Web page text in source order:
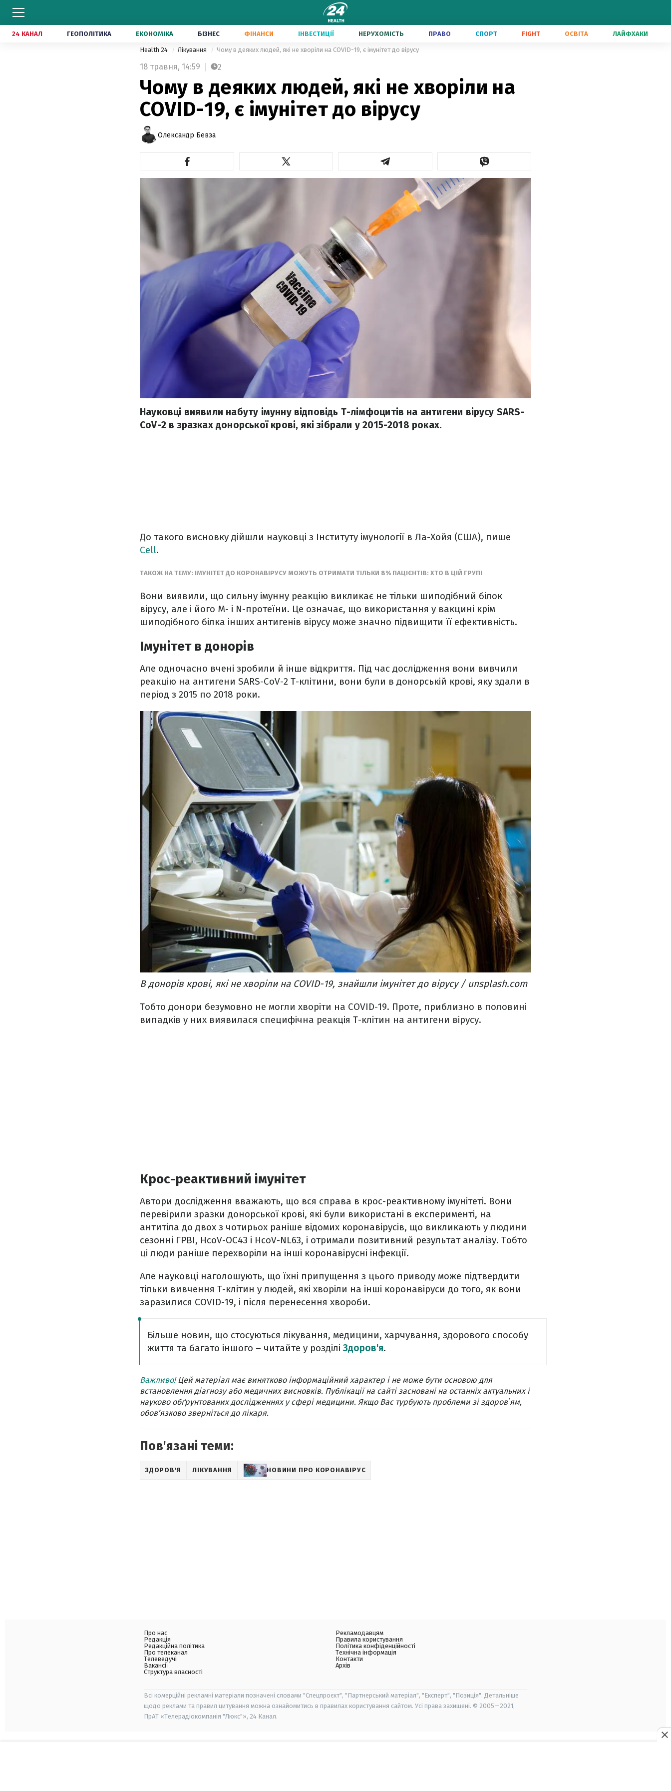
24 КАНАЛ ГЕОПОЛІТИКА ЕКОНОМІКА БІЗНЕС ФІНАНСИ ІНВЕСТИЦІЇ НЕРУХОМІСТЬ ПРАВО СПОРТ FIGHT ОСВІТА ЛАЙФХАКИ
Health 24 Лікування Чому в деяких людей, які не хворіли на COVID-19, є імунітет до вірусу
18 травня, 14:59 2
Чому в деяких людей, які не хворіли на
COVID-19, є імунітет до вірусу
Олександр Бевза
Науковці виявили набуту імунну відповідь Т-лімфоцитів на антигени вірусу SARS-
CoV-2 в зразках донорської крові, які зібрали у 2015-2018 роках.
До такого висновку дійшли науковці з Інституту імунології в Ла-Хойя (США), пише
Cell.
ТАКОЖ НА ТЕМУ: ІМУНІТЕТ ДО КОРОНАВІРУСУ МОЖУТЬ ОТРИМАТИ ТІЛЬКИ 8% ПАЦІЄНТІВ: ХТО В ЦІЙ ГРУПІ
Вони виявили, що сильну імунну реакцію викликає не тільки шиподібний білок
вірусу, але і його M- і N-протеїни. Це означає, що використання у вакцині крім
шиподібного білка інших антигенів вірусу може значно підвищити її ефективність.
Імунітет в донорів
Але одночасно вчені зробили й інше відкриття. Під час дослідження вони вивчили
реакцію на антигени SARS-CoV-2 Т-клітини, вони були в донорській крові, яку здали в
період з 2015 по 2018 роки.
В донорів крові, які не хворіли на COVID-19, знайшли імунітет до вірусу / unsplash.com
Тобто донори безумовно не могли хворіти на COVID-19. Проте, приблизно в половині
випадків у них виявилася специфічна реакція Т-клітин на антигени вірусу.
Крос-реактивний імунітет
Автори дослідження вважають, що вся справа в крос-реактивному імунітеті. Вони
перевірили зразки донорської крові, які були використані в експерименті, на
антитіла до двох з чотирьох раніше відомих коронавірусів, що викликають у людини
сезонні ГРВІ, HcoV-OC43 і HcoV-NL63, і отримали позитивний результат аналізу. Тобто
ці люди раніше перехворіли на інші коронавірусні інфекції.
Але науковці наголошують, що їхні припущення з цього приводу може підтвердити
тільки вивчення Т-клітин у людей, які хворіли на інші коронавіруси до того, як вони
заразилися COVID-19, і після перенесення хвороби.
Більше новин, що стосуються лікування, медицини, харчування, здорового способу
життя та багато іншого – читайте у розділі Здоров'я.
Важливо!Цей матеріал має винятково інформаційний характер і не може бути основою для
встановлення діагнозу або медичних висновків. Публікації на сайті засновані на останніх актуальних і
науково обґрунтованих дослідженнях у сфері медицини. Якщо Вас турбують проблеми зі здоровʼям,
обов’язково зверніться до лікаря.
Пов'язані теми:
ЗДОРОВ'Я ЛІКУВАННЯ НОВИНИ ПРО КОРОНАВІРУС
Про нас
Редакція
Редакційна політика
Про телеканал
Телеведучі
Вакансії
Структура власності
Рекламодавцям
Правила користування
Політика конфіденційності
Технічна інформація
Контакти
Архів
Всі комерційні рекламні матеріали позначені словами "Спецпроєкт", "Партнерський матеріал", "Експерт", "Позиція". Детальніше
щодо реклами та правил цитування можна ознайомитись в правилах користування сайтом. Усі права захищені. © 2005—2021,
ПрАТ «Телерадіокомпанія "Люкс"», 24 Канал.